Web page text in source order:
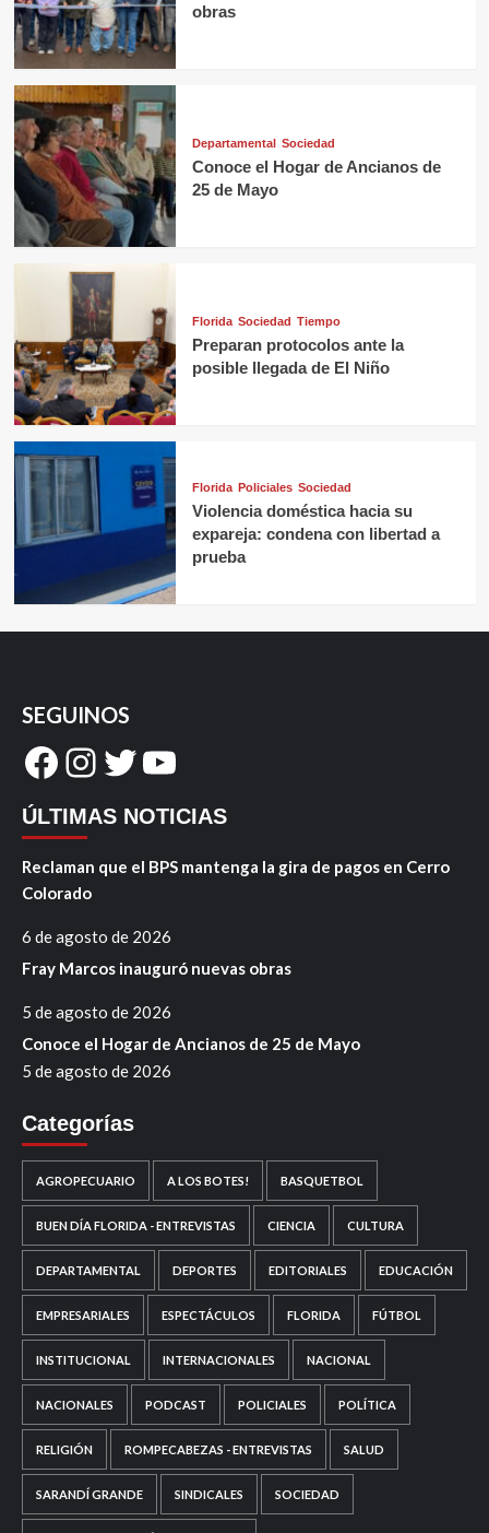
obras
Departamental Sociedad
Conoce el Hogar de Ancianos de
25 de Mayo
Florida Sociedad Tiempo
Preparan protocolos ante la
posible llegada de El Niño
Florida Policiales Sociedad
Violencia doméstica hacia su
expareja: condena con libertad a
prueba
SEGUINOS
Facebook
Instagram
Twitter
YouTube
ÚLTIMAS NOTICIAS
Reclaman que el BPS mantenga la gira de pagos en Cerro
Colorado
6 de agosto de 2026
Fray Marcos inauguró nuevas obras
5 de agosto de 2026
Conoce el Hogar de Ancianos de 25 de Mayo
5 de agosto de 2026
Categorías
AGROPECUARIO A LOS BOTES! BASQUETBOL
BUEN DÍA FLORIDA - ENTREVISTAS CIENCIA CULTURA
DEPARTAMENTAL DEPORTES EDITORIALES EDUCACIÓN
EMPRESARIALES ESPECTÁCULOS FLORIDA FÚTBOL
INSTITUCIONAL INTERNACIONALES NACIONAL
NACIONALES PODCAST POLICIALES POLÍTICA
RELIGIÓN ROMPECABEZAS - ENTREVISTAS SALUD
SARANDÍ GRANDE SINDICALES SOCIEDAD